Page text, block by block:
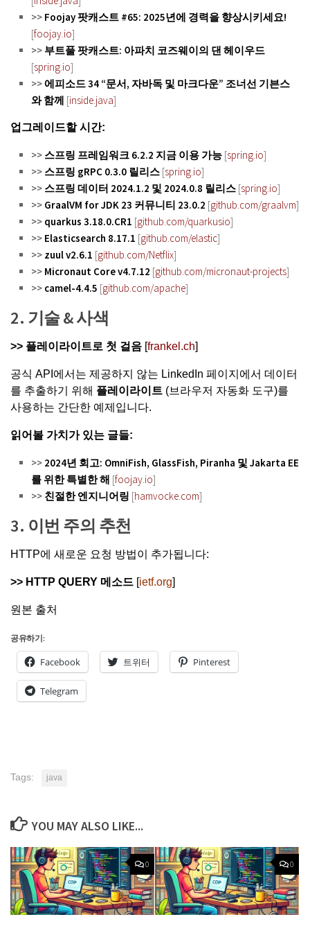
>> Foojay 팟캐스트 #65: 2025년에 경력을 향상시키세요!
[foojay.io]
>> 부트풀 팟캐스트: 아파치 코즈웨이의 댄 헤이우드
[spring.io]
>>에피소드 34 “문서, 자바독 및 마크다운” 조너선 기븐스
와 함께 [inside.java]
업그레이드할 시간:
>> 스프링 프레임워크 6.2.2 지금 이용 가능 [spring.io]
>> 스프링 gRPC 0.3.0 릴리스 [spring.io]
>> 스프링 데이터 2024.1.2 및 2024.0.8 릴리스 [spring.io]
>> GraalVM for JDK 23 커뮤니티 23.0.2 [github.com/graalvm]
>> quarkus 3.18.0.CR1 [github.com/quarkusio]
>> Elasticsearch 8.17.1 [github.com/elastic]
>> zuul v2.6.1 [github.com/Netflix]
>> Micronaut Core v4.7.12 [github.com/micronaut-projects]
>> camel-4.4.5 [github.com/apache]
2. 기술 & 사색
>> 플레이라이트로 첫 걸음 [frankel.ch]
공식 API에서는 제공하지 않는 LinkedIn 페이지에서 데이터
를 추출하기 위해 플레이라이트 (브라우저 자동화 도구)를
사용하는 간단한 예제입니다.
읽어볼 가치가 있는 글들:
>> 2024년 회고: OmniFish, GlassFish, Piranha 및 Jakarta EE
를 위한 특별한 해 [foojay.io]
>> 친절한 엔지니어링 [hamvocke.com]
3. 이번 주의 추천
HTTP에 새로운 요청 방법이 추가됩니다:
>> HTTP QUERY 메소드 [ietf.org]
원본 출처
공유하기:
Facebook 트위터 Pinterest
Telegram
Tags: java
YOU MAY ALSO LIKE...
0 0